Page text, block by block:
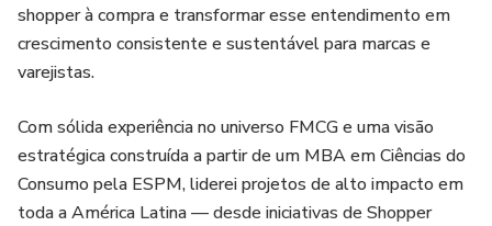
Transformar o mix definido em planogramas eficientes e
executáveis
estratégia e execução. Aqui, o mix não termina na planilha
— ele ganha vida na gôndola, no digital e na experiência de
compra.
shopper à compra e transformar esse entendimento em
crescimento consistente e sustentável para marcas e
varejistas.
Com sólida experiência no universo FMCG e uma visão
estratégica construída a partir de um MBA em Ciências do
Consumo pela ESPM, liderei projetos de alto impacto em
toda a América Latina — desde iniciativas de Shopper